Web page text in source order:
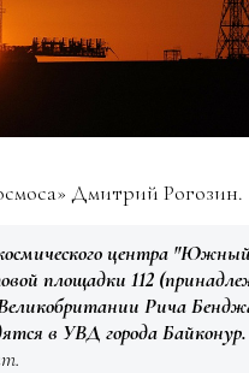
Дмитрий Рогозин.
центра
площадки 112
Рича
в УВД города